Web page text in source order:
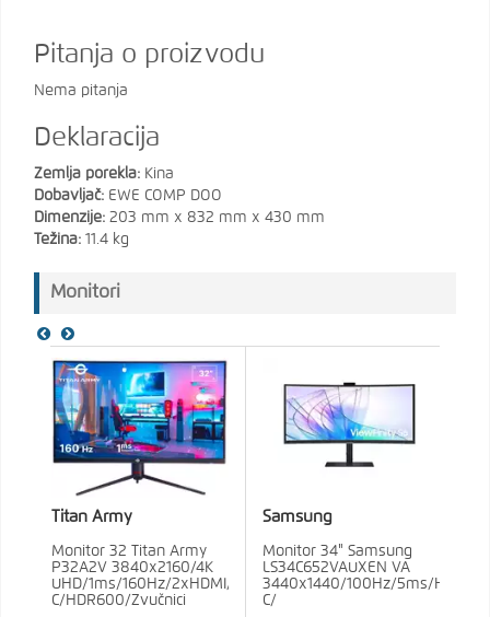
Pitanja o proizvodu
Nema pitanja
Deklaracija
Zemlja porekla: Kina
Dobavljač: EWE COMP DOO
Dimenzije: 203 mm x 832 mm x 430 mm
Težina: 11.4 kg
Monitori
Titan Army
Monitor 32 Titan Army
P32A2V 3840x2160/4K
UHD/1ms/160Hz/2xHDMI/DP/3xUSB/USB-
C/HDR600/Zvučnici
Samsung
Monitor 34" Samsung
LS34C652VAUXEN VA
3440x1440/100Hz/5ms/HDMI/
C/